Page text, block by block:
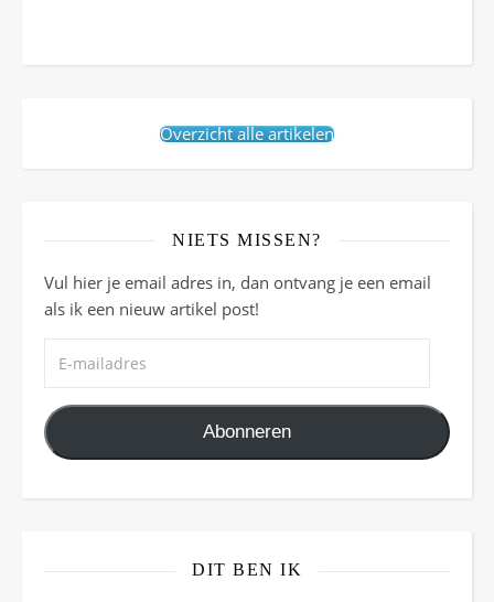
Overzicht alle artikelen
NIETS MISSEN?
Vul hier je email adres in, dan ontvang je een email
als ik een nieuw artikel post!
Abonneren
DIT BEN IK